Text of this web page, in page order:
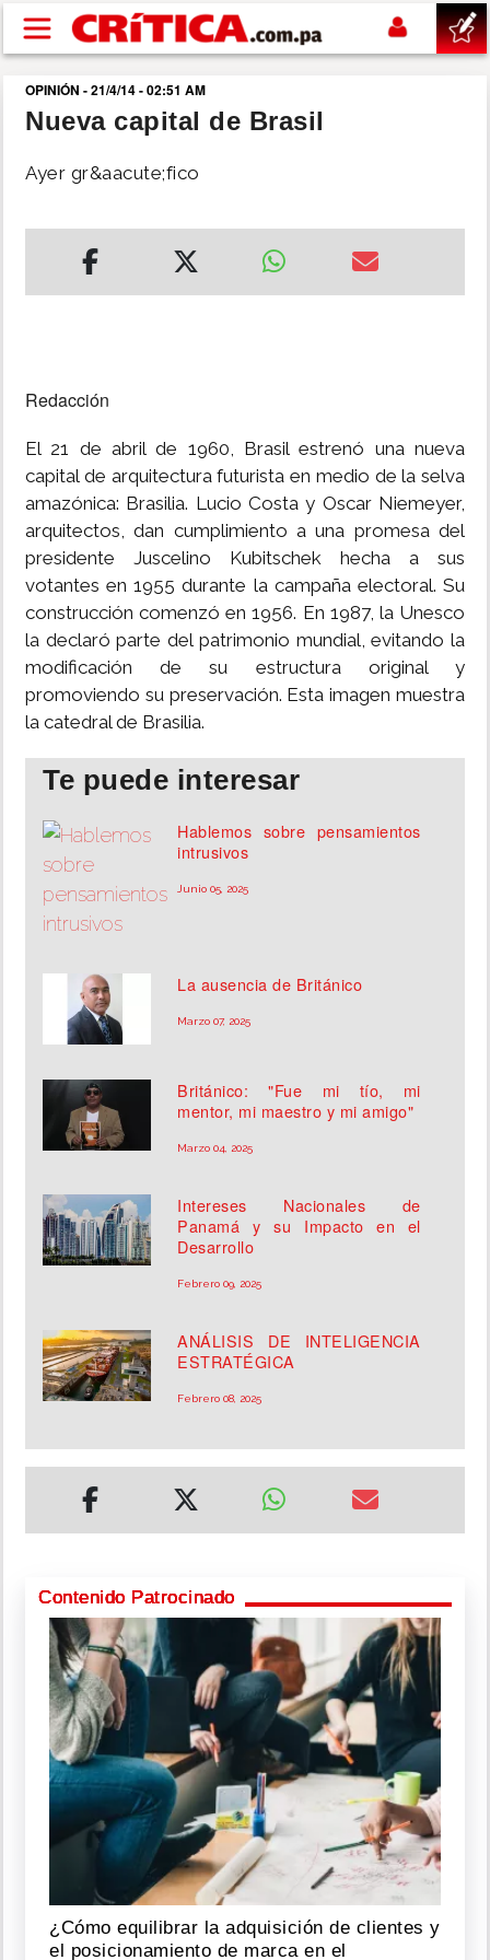
Pasar al contenido principal
buscar
DEPORTES
MUNDO
INSÓLITAS
MULTIMEDIA
OPINIÓN - 21/4/14 - 02:51 AM
Nueva capital de Brasil
Ayer gr&aacute;fico
Redacción
El 21 de abril de 1960, Brasil estrenó una nueva
capital de arquitectura futurista en medio de la selva
amazónica: Brasilia. Lucio Costa y Oscar Niemeyer,
arquitectos, dan cumplimiento a una promesa del
presidente Juscelino Kubitschek hecha a sus
votantes en 1955 durante la campaña electoral. Su
construcción comenzó en 1956. En 1987, la Unesco
la declaró parte del patrimonio mundial, evitando la
modificación de su estructura original y
promoviendo su preservación. Esta imagen muestra
la catedral de Brasilia.
Te puede interesar
Hablemos sobre pensamientos
intrusivos
Junio 05, 2025
La ausencia de Británico
Marzo 07, 2025
Británico: "Fue mi tío, mi
mentor, mi maestro y mi amigo"
Marzo 04, 2025
Intereses Nacionales de
Panamá y su Impacto en el
Desarrollo
Febrero 09, 2025
ANÁLISIS DE INTELIGENCIA
ESTRATÉGICA
Febrero 08, 2025
Contenido Patrocinado
¿Cómo equilibrar la adquisición de clientes y
el posicionamiento de marca en el